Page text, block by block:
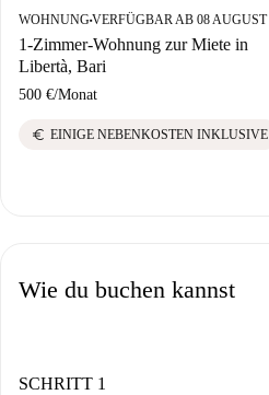
WOHNUNG■VERFÜGBAR AB 08 AUGUST
1-Zimmer-Wohnung zur Miete in
Libertà, Bari
500 €/Monat
euro EINIGE NEBENKOSTEN INKLUSIVE
Wie du buchen kannst
SCHRITT 1